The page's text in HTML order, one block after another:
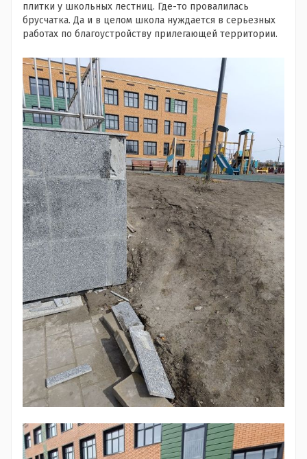
плитки у школьных лестниц. Где-то провалилась
брусчатка. Да и в целом школа нуждается в серьезных
работах по благоустройству прилегающей территории.